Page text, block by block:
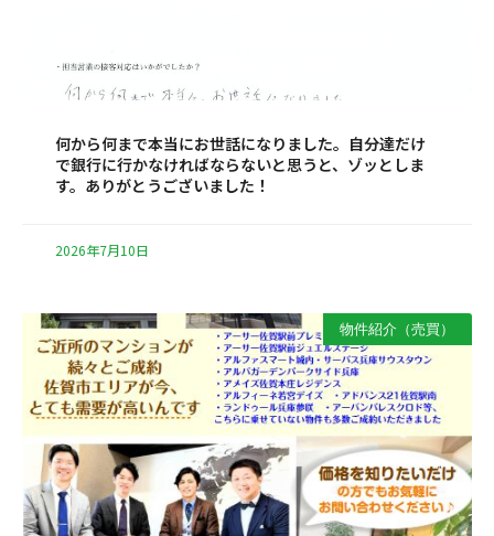
何から何まで本当にお世話になりました。自分達だけ
で銀行に行かなければならないと思うと、ゾッとしま
す。ありがとうございました！
2026年7月10日
物件紹介（売買）